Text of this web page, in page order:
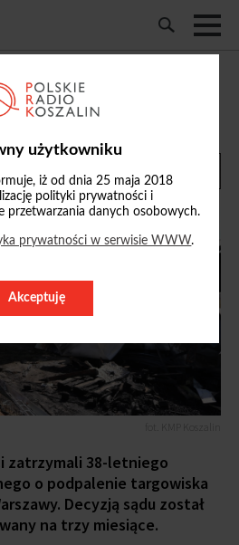
użytkowniku
iż od dnia 25 maja 2018
polityki prywatności i
przetwarzania danych osobowych.
prywatności w serwisie WWW.
Akceptuję
dla podejrzanego o
w Koszalinie
zatrzymali 38-letniego
o podpalenie targowiska
Decyzją sądu został
na trzy miesiące.